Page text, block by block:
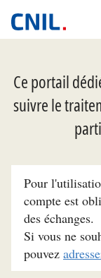
Ce portail
suivre le
Pour
compte est
des échanges.
Si vous ne
pouvez